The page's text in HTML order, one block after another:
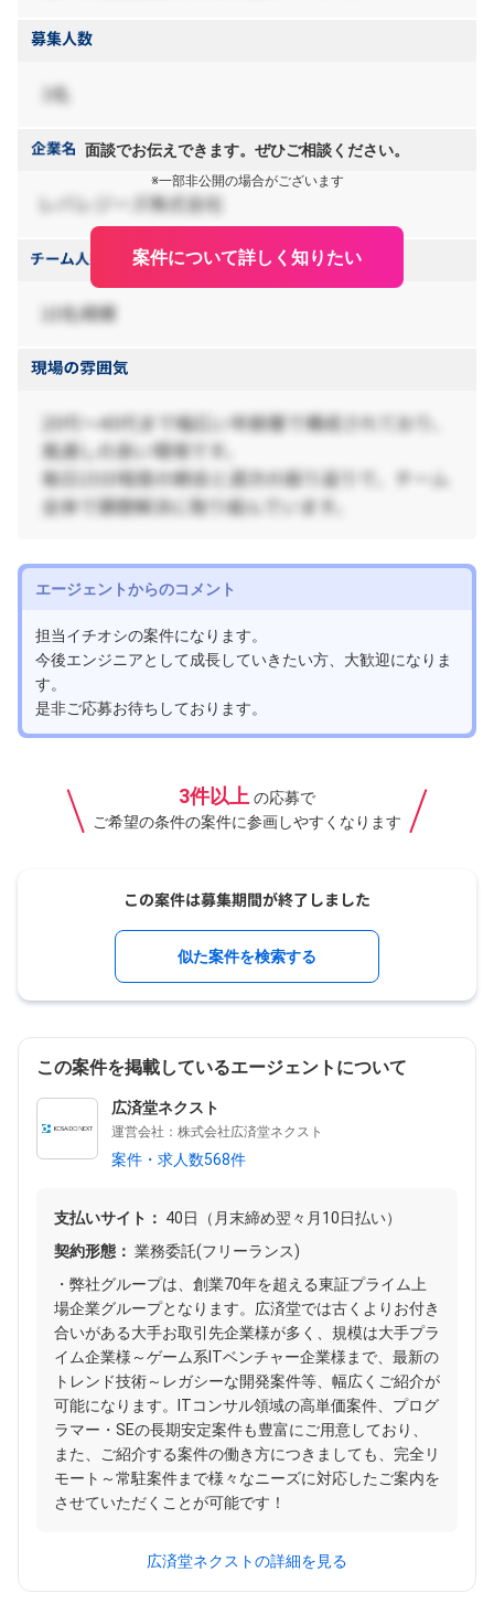
面談でお伝えできます。ぜひご相談ください。
※一部非公開の場合がございます
案件について詳しく知りたい
エージェントからのコメント
担当イチオシの案件になります。
今後エンジニアとして成長していきたい方、大歓迎になりま
す。
是非ご応募お待ちしております。
3件以上 の応募で
ご希望の条件の案件に参画しやすくなります
似た案件を検索する
この案件を掲載しているエージェントについて
広済堂ネクスト
運営会社：株式会社広済堂ネクスト
案件・求人数568件
支払いサイト： 40日（月末締め翌々月10日払い）
契約形態： 業務委託(フリーランス)
・弊社グループは、創業70年を超える東証プライム上
場企業グループとなります。広済堂では古くよりお付き
合いがある大手お取引先企業様が多く、規模は大手プラ
イム企業様～ゲーム系ITベンチャー企業様まで、最新の
トレンド技術～レガシーな開発案件等、幅広くご紹介が
可能になります。ITコンサル領域の高単価案件、プログ
ラマー・SEの長期安定案件も豊富にご用意しており、
また、ご紹介する案件の働き方につきましても、完全リ
モート～常駐案件まで様々なニーズに対応したご案内を
させていただくことが可能です！
広済堂ネクストの詳細を見る